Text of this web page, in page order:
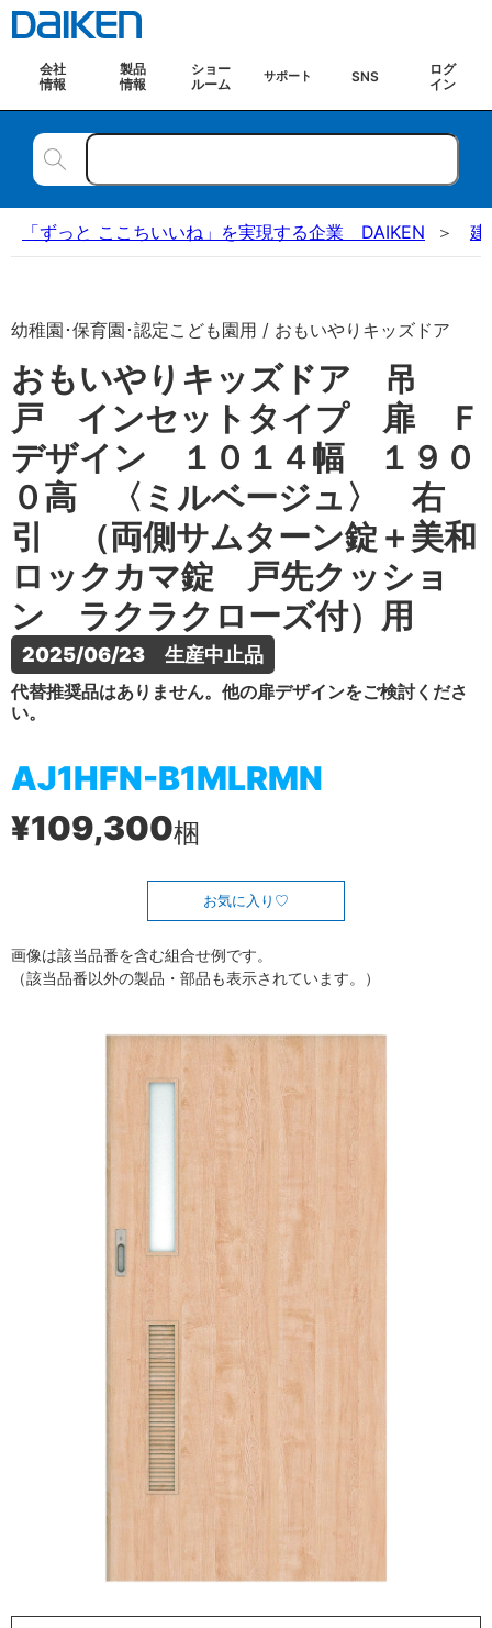
会社
情報
製品
情報
ショー
ルーム
サポート SNS
ログ
イン
「ずっと ここちいいね」を実現する企業 DAIKEN 建
幼稚園･保育園･認定こども園用 / おもいやりキッズドア
おもいやりキッズドア 吊
戸 インセットタイプ 扉 Ｆ
デザイン １０１４幅 １９０
０高 〈ミルベージュ〉 右
引 （両側サムターン錠＋美和
ロックカマ錠 戸先クッショ
ン ラクラクローズ付）用
2025/06/23　生産中止品
代替推奨品はありません。他の扉デザインをご検討くださ
い。
AJ1HFN-B1MLRMN
¥109,300梱
お気に入り
画像は該当品番を含む組合せ例です。
（該当品番以外の製品・部品も表示されています。）